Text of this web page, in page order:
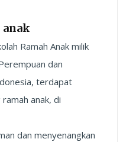
anak
Ramah Anak milik
dan
terdapat
anak, di
dan menyenangkan